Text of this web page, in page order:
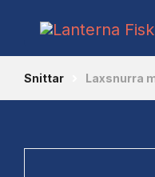
Snittar Laxsnurra